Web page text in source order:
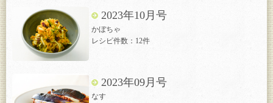
2023年10月号
かぼちゃ
レシピ件数：12件
2023年09月号
なす